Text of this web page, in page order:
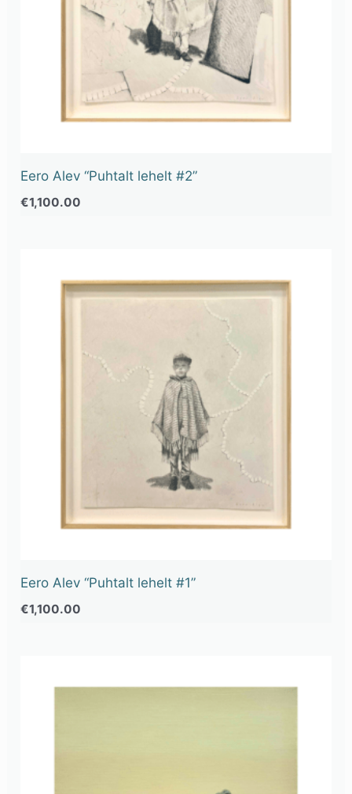
Eero Alev “Puhtalt lehelt #2”
€1,100.00
Eero Alev “Puhtalt lehelt #1”
€1,100.00